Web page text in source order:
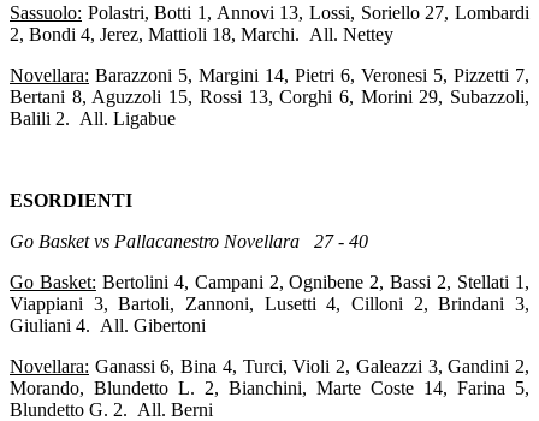
Sassuolo: Polastri, Botti 1, Annovi 13, Lossi, Soriello 27, Lombardi
2, Bondi 4, Jerez, Mattioli 18, Marchi. All. Nettey
Novellara: Barazzoni 5, Margini 14, Pietri 6, Veronesi 5, Pizzetti 7,
Bertani 8, Aguzzoli 15, Rossi 13, Corghi 6, Morini 29, Subazzoli,
Balili 2. All. Ligabue
ESORDIENTI
Go Basket vs Pallacanestro Novellara 27 - 40
Go Basket: Bertolini 4, Campani 2, Ognibene 2, Bassi 2, Stellati 1,
Viappiani 3, Bartoli, Zannoni, Lusetti 4, Cilloni 2, Brindani 3,
Giuliani 4. All. Gibertoni
Novellara: Ganassi 6, Bina 4, Turci, Violi 2, Galeazzi 3, Gandini 2,
Morando, Blundetto L. 2, Bianchini, Marte Coste 14, Farina 5,
Blundetto G. 2. All. Berni